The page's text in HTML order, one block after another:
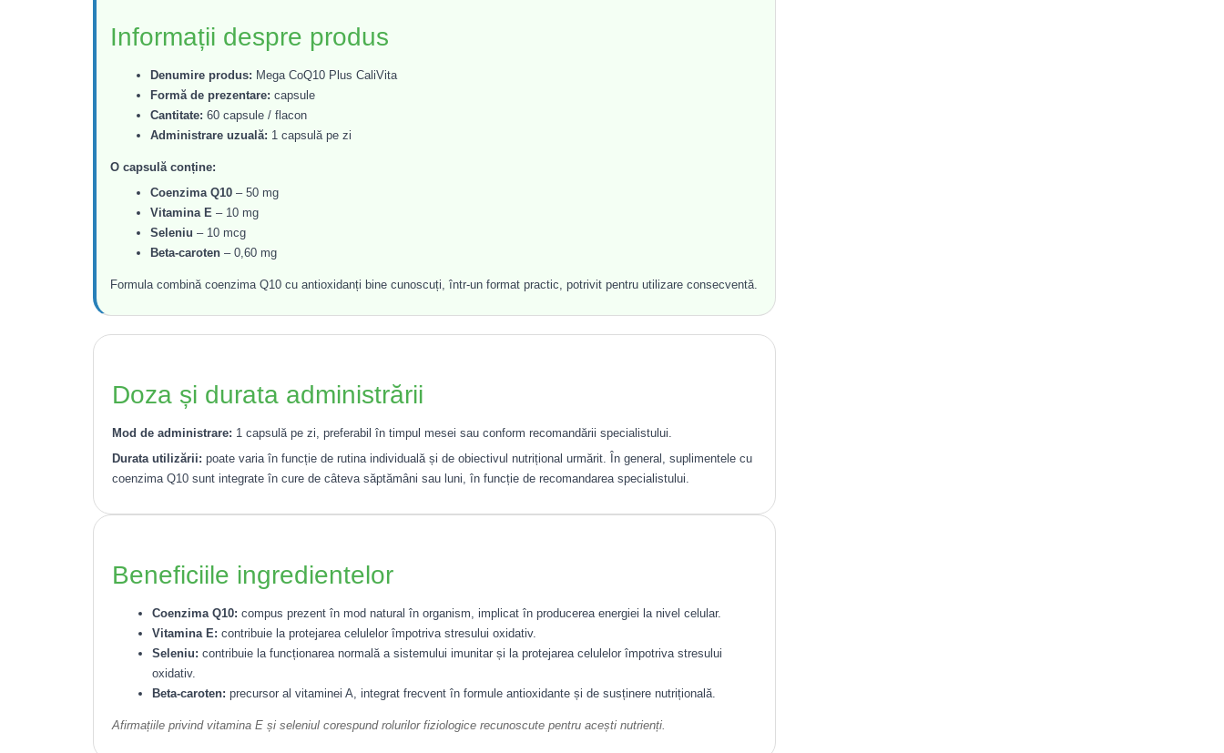
Informații despre produs
Denumire produs: Mega CoQ10 Plus CaliVita
Formă de prezentare: capsule
Cantitate: 60 capsule / flacon
Administrare uzuală: 1 capsulă pe zi
O capsulă conține:
Coenzima Q10– 50 mg
Vitamina E– 10 mg
Seleniu – 10 mcg
Beta-caroten– 0,60 mg
Formula combină coenzima Q10 cu antioxidanți bine cunoscuți, într-un format practic, potrivit pentru utilizare consecventă.
Doza și durata administrării
Mod de administrare: 1 capsulă pe zi, preferabil în timpul mesei sau conform recomandării specialistului.
Durata utilizării: poate varia în funcție de rutina individuală și de obiectivul nutrițional urmărit. În general, suplimentele cu
coenzima Q10 sunt integrate în cure de câteva săptămâni sau luni, în funcție de recomandarea specialistului.
Beneficiile ingredientelor
Coenzima Q10: compus prezent în mod natural în organism, implicat în producerea energiei la nivel celular.
Vitamina E: contribuie la protejarea celulelor împotriva stresului oxidativ.
Seleniu: contribuie la funcționarea normală a sistemului imunitar și la protejarea celulelor împotriva stresului
oxidativ.
Beta-caroten: precursor al vitaminei A, integrat frecvent în formule antioxidante și de susținere nutrițională.
Afirmațiile privind vitamina E și seleniul corespund rolurilor fiziologice recunoscute pentru acești nutrienți.